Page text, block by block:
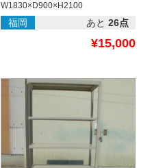
W1830×D900×H2100
福岡 あと26点
¥15,000